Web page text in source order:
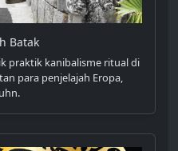
Batak
praktik kanibalisme ritual di
para penjelajah Eropa,